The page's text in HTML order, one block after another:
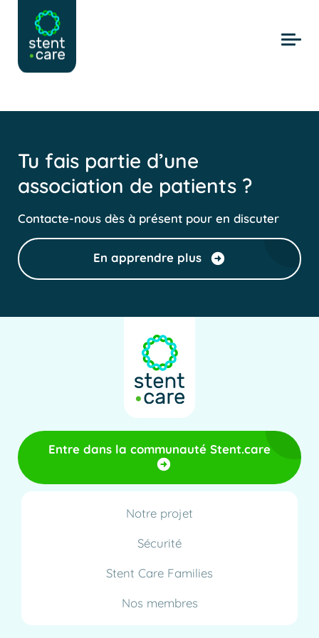
Skip to main content
Tu fais partie d’une
association de patients ?
Contacte-nous dès à présent pour en discuter
En apprendre plus
Entre dans la communauté Stent.care
Notre projet
Sécurité
Stent Care Families
Nos membres